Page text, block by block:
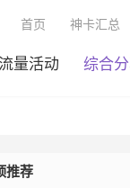
流量活动 综合
首页 神卡汇总
推荐